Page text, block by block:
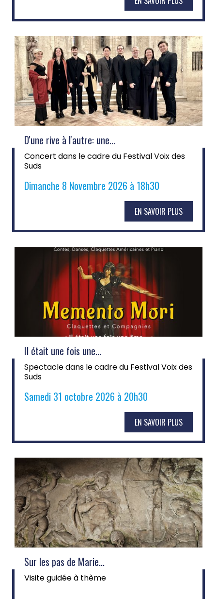
D'une rive à l'autre: une...
Concert dans le cadre du Festival Voix des
Suds
Dimanche 8 Novembre 2026 à 18h30
EN SAVOIR PLUS
Il était une fois une...
Spectacle dans le cadre du Festival Voix des
Suds
Samedi 31 octobre 2026 à 20h30
EN SAVOIR PLUS
Sur les pas de Marie...
Visite guidée à thème